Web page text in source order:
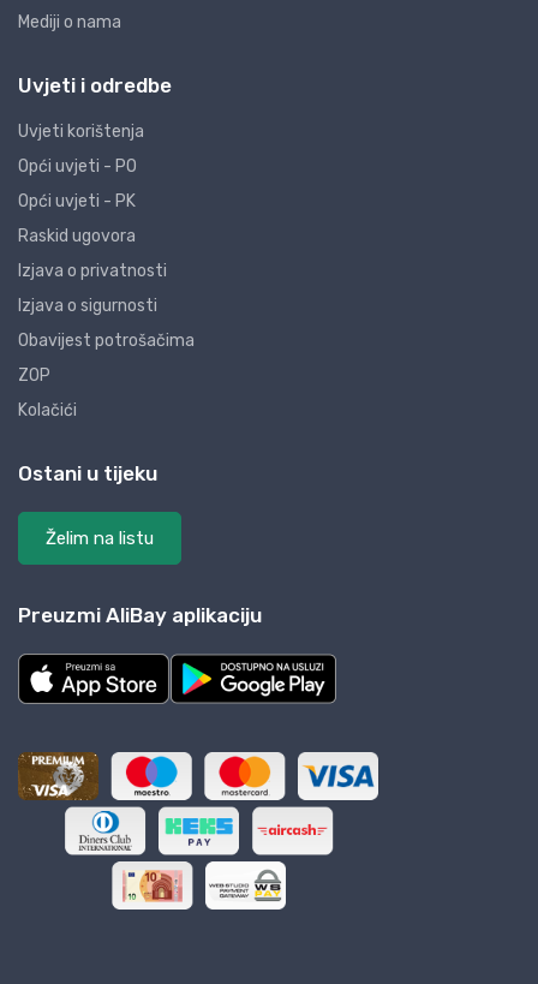
Mediji o nama
Uvjeti i odredbe
Uvjeti korištenja
Opći uvjeti - PO
Opći uvjeti - PK
Raskid ugovora
Izjava o privatnosti
Izjava o sigurnosti
Obavijest potrošačima
ZOP
Kolačići
Ostani u tijeku
Želim na listu
Preuzmi AliBay aplikaciju